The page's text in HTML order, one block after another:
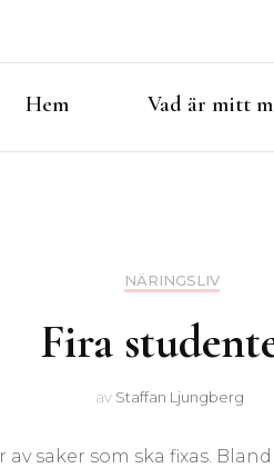
Hem Vad är mitt
NÄRINGSLIV
Fira
av Staffan Ljungberg
saker som ska fixas.